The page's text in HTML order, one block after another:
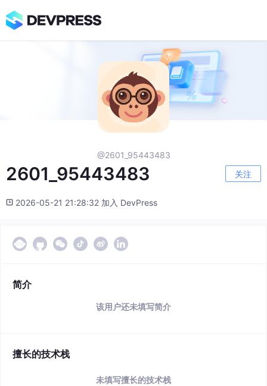
@2601_95443483
2601_95443483 关注
2026-05-21 21:28:32 加入 DevPress
简介
该用户还未填写简介
擅长的技术栈
未填写擅长的技术栈